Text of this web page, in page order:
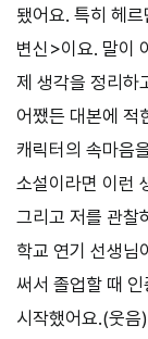
됐어요. 특히 헤
변신>이요. 말이
제 생각을 정리하
어쨌든 대본에 적
캐릭터의 속마음
소설이라면 이런
그리고 저를 관찰
학교 연기 선생님
써서 졸업할 때
시작했어요.(웃음